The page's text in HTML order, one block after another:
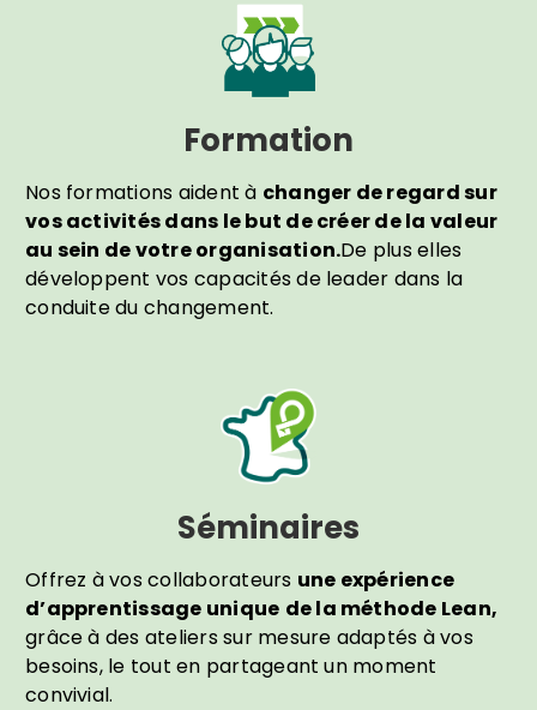
Formation
Nos formations aident à changer de regard sur
vos activités dans le but de créer de la valeur
au sein de votre organisation.De plus elles
développent vos capacités de leader dans la
conduite du changement.
Séminaires
Offrez à vos collaborateurs une expérience
d’apprentissage unique de la méthode Lean,
grâce à des ateliers sur mesure adaptés à vos
besoins, le tout en partageant un moment
convivial.